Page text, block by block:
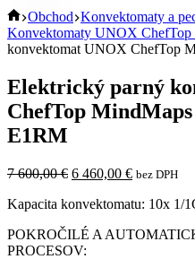
Home
Obchod Konvektomaty a
Konvektomaty UNOX
konvektomat UNOX ChefTop
Elektrický parný
ChefTop
E1RM
7 600,00€ Pôvodná
bola:
600,00 €.
6 460,00 €Aktuálna
je:
460,00 €.
bez DPH
Kapacita konvektomatu: 10x 1/
POKROČILÉ A
PROCESOV: